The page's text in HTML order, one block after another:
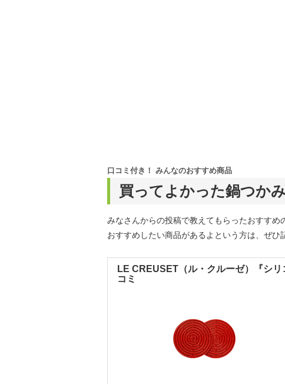
買ってよかった鍋つか
口コミ付き！ みんなのおすすめ商品
みなさんからの投稿で教えてもらったおすす
おすすめしたい商品があるよという方は、ぜひ
LE CREUSET（ル・クルーゼ）『シ
コミ